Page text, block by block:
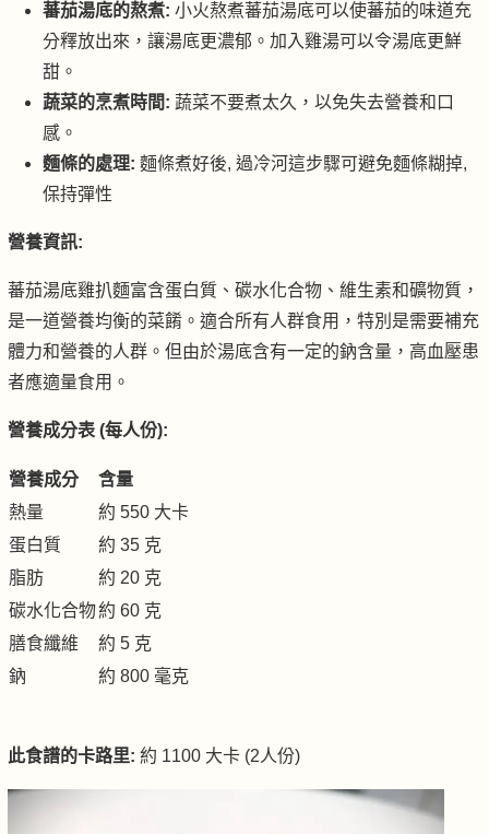
蕃茄湯底的熬煮: 小火熬煮蕃茄湯底可以使蕃茄的味道充
分釋放出來，讓湯底更濃郁。加入雞湯可以令湯底更鮮
甜。
蔬菜的烹煮時間: 蔬菜不要煮太久，以免失去營養和口
感。
麵條的處理: 麵條煮好後, 過冷河這步驟可避免麵條糊掉,
保持彈性
營養資訊:
蕃茄湯底雞扒麵富含蛋白質、碳水化合物、維生素和礦物質，
是一道營養均衡的菜餚。適合所有人群食用，特別是需要補充
體力和營養的人群。但由於湯底含有一定的鈉含量，高血壓患
者應適量食用。
營養成分表 (每人份):
營養成分
含量
熱量
約 550 大卡
蛋白質
約 35 克
脂肪
約 20 克
碳水化合物約 60 克
膳食纖維
約 5 克
鈉
約 800 毫克
此食譜的卡路里: 約 1100 大卡 (2人份)